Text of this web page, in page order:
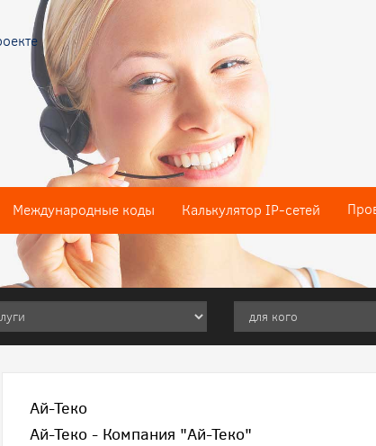
Международные коды Калькулятор IP-сетей
Ай-Теко
Ай-Теко - Компания "Ай-Теко"